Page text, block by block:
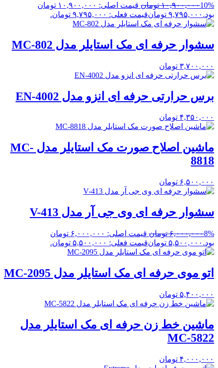
10%۱۰,۹۰۰,۰۰۰ تومان
قیمت اصلی: ۱۰,۹۰۰,۰۰۰ تومان
بود. ۹,۷۹۵,۰۰۰ تومانقیمت فعلی: ۹,۷۹۵,۰۰۰ تومان.
سشوار حرفه ای مک استایلر مدل MC-802
۳,۷۰۰,۰۰۰ تومان
برس حرارتی حرفه ای انزو مدل EN-4002
۴,۳۵۰,۰۰۰ تومان
ماشین اصلاح صورت مک استایلر مدل MC-
8818
۶,۵۰۰,۰۰۰ تومان
سشوار حرفه ای وی جی آر مدل V-413
8%۶,۰۰۰,۰۰۰ تومان
قیمت اصلی: ۶,۰۰۰,۰۰۰ تومان
بود. ۵,۵۰۰,۰۰۰ تومانقیمت فعلی: ۵,۵۰۰,۰۰۰ تومان.
اتو موی حرفه ای مک استایلر مدل MC-2095
۵,۴۰۰,۰۰۰ تومان
ماشین خط زن حرفه ای مک استایلر مدل
MC-5822
۴,۰۰۰,۰۰۰ تومان